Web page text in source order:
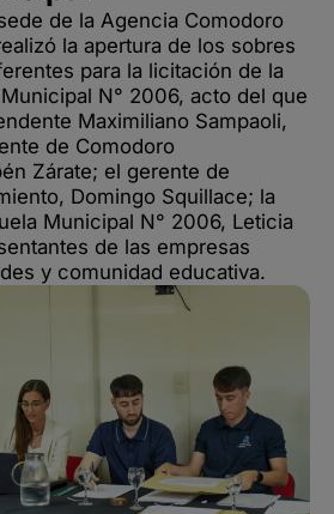
de la Agencia Comodoro
la apertura de los sobres
para la licitación de la
N° 2006, acto del que
Maximiliano Sampaoli,
de Comodoro
Zárate; el gerente de
Domingo Squillace; la
Municipal N° 2006, Leticia
de las empresas
y comunidad educativa.